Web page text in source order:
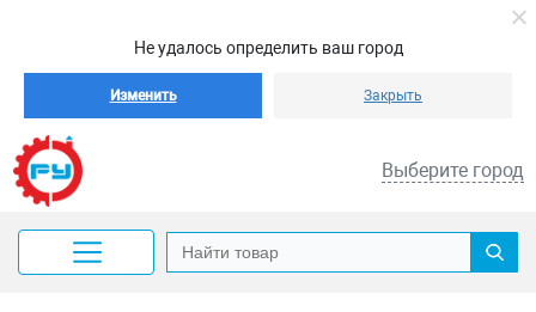
Не удалось определить ваш город
Изменить Закрыть
Выберите город